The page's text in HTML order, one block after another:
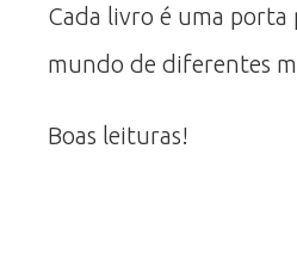
Cada livro é uma
mundo de diferentes
Boas leituras!